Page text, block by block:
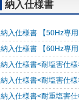
納入仕様書
納入仕様書 【50Hz専
納入仕様書 【60Hz専
納入仕様書<耐塩害仕
納入仕様書<耐塩害仕
納入仕様書<耐重塩害